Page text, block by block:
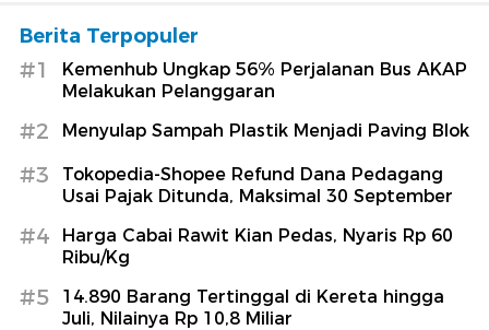
Berita Terpopuler
#1
Kemenhub Ungkap 56% Perjalanan Bus AKAP
Melakukan Pelanggaran
#2 Menyulap Sampah Plastik Menjadi Paving Blok
#3
Tokopedia-Shopee Refund Dana Pedagang
Usai Pajak Ditunda, Maksimal 30 September
#4
Harga Cabai Rawit Kian Pedas, Nyaris Rp 60
Ribu/Kg
#5
14.890 Barang Tertinggal di Kereta hingga
Juli, Nilainya Rp 10,8 Miliar